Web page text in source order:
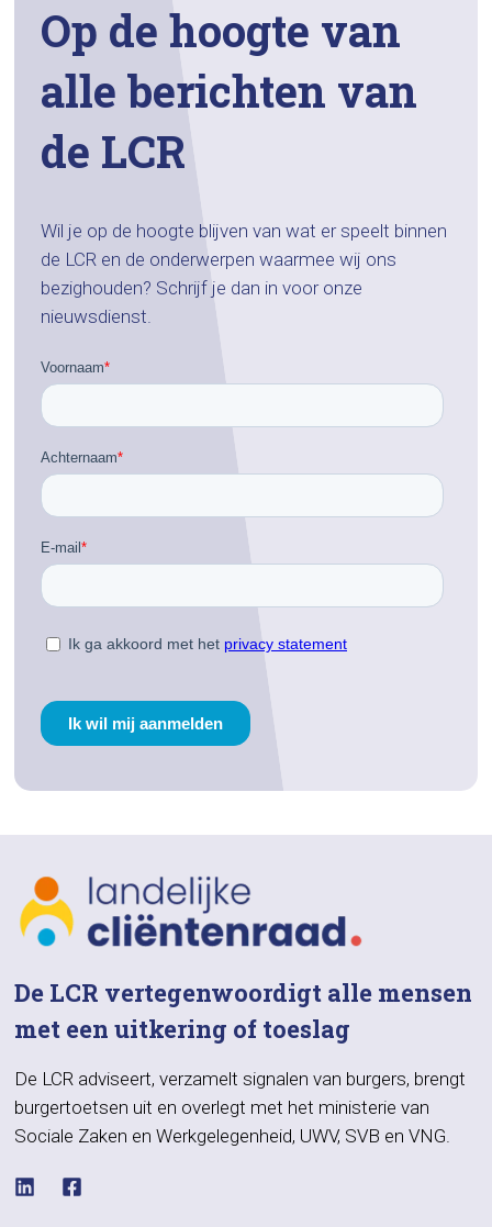
Op de hoogte van
alle berichten van
de LCR
Wil je op de hoogte blijven van wat er speelt binnen
de LCR en de onderwerpen waarmee wij ons
bezighouden? Schrijf je dan in voor onze
nieuwsdienst.
De LCR vertegenwoordigt alle mensen
met een uitkering of toeslag
De LCR adviseert, verzamelt signalen van burgers, brengt
burgertoetsen uit en overlegt met het ministerie van
Sociale Zaken en Werkgelegenheid, UWV, SVB en VNG.